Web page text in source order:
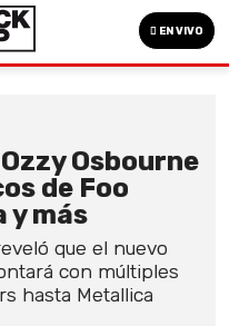
EN VIVO
Osbourne
de Foo
y más
que el nuevo
con múltiples
hasta Metallica